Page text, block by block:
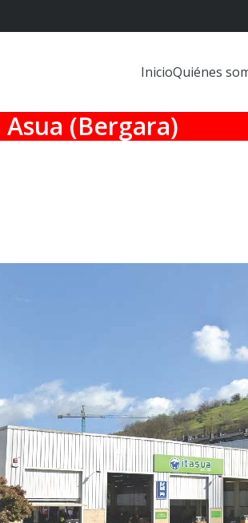
InicioQuiénes
(Bergara)